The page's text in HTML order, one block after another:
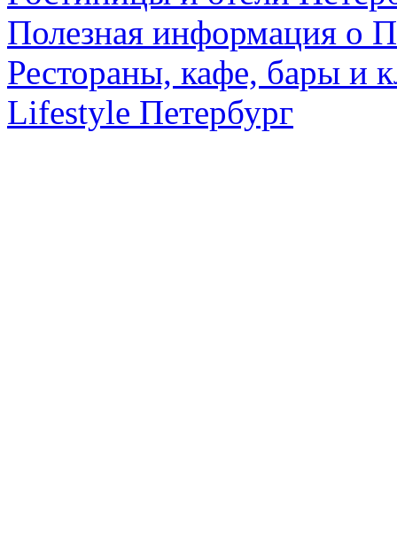
Полезная информация о
Рестораны, кафе, бары и
Lifestyle Петербург